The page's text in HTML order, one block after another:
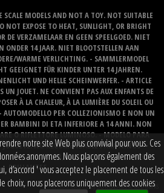
SCALE MODELS AND NOT A TOY. NOT SUITABLE
NOT EXPOSE TO HEAT, SUNLIGHT, OR BRIGHT
DE VERZAMELAAR EN GEEN SPEELGOED. NIET
ONDER 14 JAAR. NIET BLOOTSTELLEN AAN
WARME VERLICHTING. - SAMMLERMODEL
GEEIGNET FÜR KINDER UNTER 14 JAHREN.
UND HELLE SCHEINWERFER. - ARTICLE
UN JOUET. NE CONVIENT PAS AUX ENFANTS DE
À LA CHALEUR, À LA LUMIÈRE DU SOLEIL OU
AUTOMODELLO PER COLLEZIONISMO E NON UN
BAMBINI DI ETA INFERIORE A 14 ANNI. NON
O RIFLETTORE LUMINOSO. - MODELO PARA
NO RECOMENDABLE PARA NINOS
AL CALOR, LA LUZ DEL SOL O LOS FOCOS
BRILLANTES.
Website created byBOMS creative web works
notre site Web plus convivial pour vous. Ces
anonymes. Nous plaçons également des
d’accord ' vous acceptez le placement de tous les
choix, nous placerons uniquement des cookies